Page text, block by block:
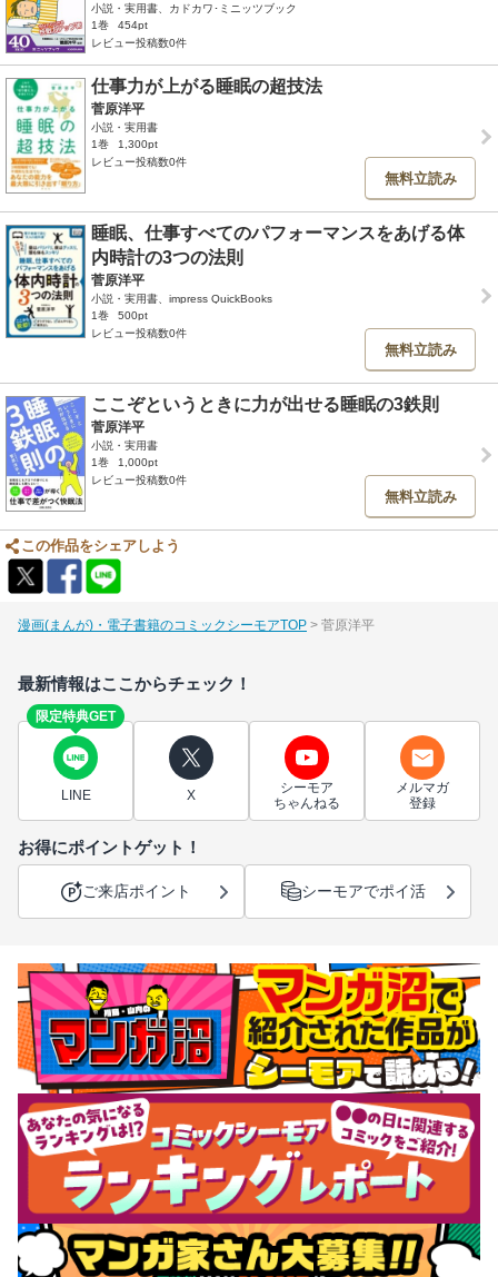
小説・実用書、カドカワ･ミニッツブック
1巻
454pt
レビュー投稿数0件
仕事力が上がる睡眠の超技法
菅原洋平
小説・実用書
1巻
1,300pt
レビュー投稿数0件
無料立読み
睡眠、仕事すべてのパフォーマンスをあげる体
内時計の3つの法則
菅原洋平
小説・実用書、impress QuickBooks
1巻
500pt
レビュー投稿数0件
無料立読み
ここぞというときに力が出せる睡眠の3鉄則
菅原洋平
小説・実用書
1巻
1,000pt
レビュー投稿数0件
無料立読み
この作品をシェアしよう
漫画(まんが)・電子書籍のコミックシーモアTOP 菅原洋平
最新情報はここからチェック！
限定特典GET
LINE X
シーモア
ちゃんねる
メルマガ
登録
お得にポイントゲット！
ご来店ポイント シーモアでポイ活